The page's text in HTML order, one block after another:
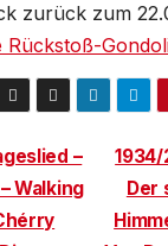
zurück zum
Rückstoß-
Der
–
Walking